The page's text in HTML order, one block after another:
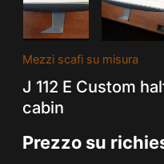
Mezzi scafi su misura
J 112 E Custom
cabin
Prezzo su